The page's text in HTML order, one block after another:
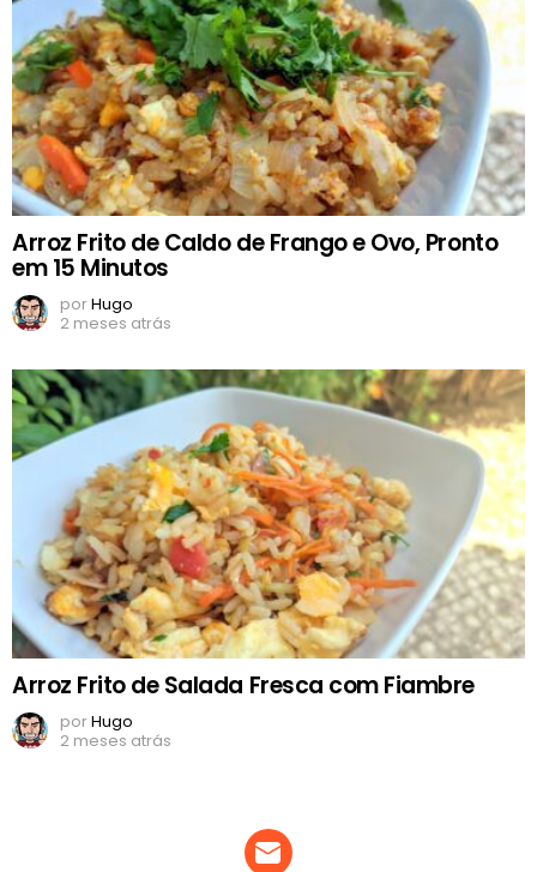
Arroz Frito de Caldo de Frango e Ovo, Pronto
em 15 Minutos
porHugo
2 meses atrás
Arroz Frito de Salada Fresca com Fiambre
porHugo
2 meses atrás